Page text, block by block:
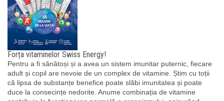
Forța vitaminelor Swiss Energy!
Pentru a fi sănătoși și a avea un sistem imunitar puternic, fiecare
adult și copil are nevoie de un complex de vitamine. Știm cu toții
că lipsa de substanțe benefice poate slăbi imunitatea și poate
duce la consecințe nedorite. Anume combinația de vitamine